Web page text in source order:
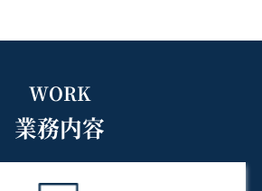
WORK
業務内容